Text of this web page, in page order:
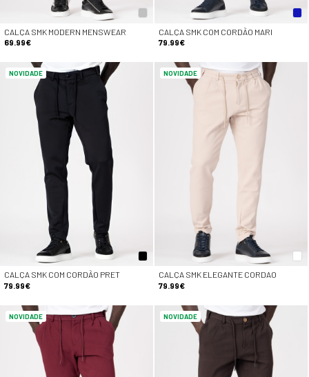
CALÇA SMK MODERN MENSWEAR
69.99€
CALÇA SMK COM CORDÃO MARI
79.99€
NOVIDADE
CALÇA SMK COM CORDÃO PRET
79.99€
NOVIDADE
CALÇA SMK ELEGANTE CORDAO
79.99€
NOVIDADE NOVIDADE